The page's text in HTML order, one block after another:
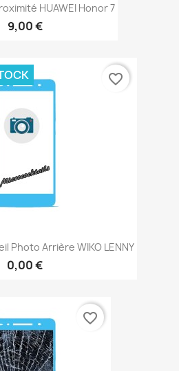
HUAWEI Honor 7
9,00 €
Photo Arrière WIKO LENNY
0,00 €
favorite_border
favorite_border